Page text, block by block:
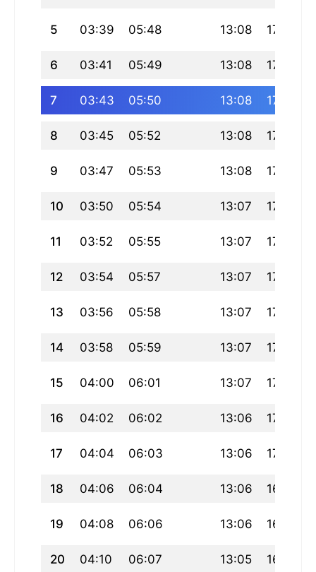
5 03:39 05:48 13:08 17:09
6 03:41 05:49 13:08 17:09
7 03:43 05:50 13:08 17:08
8 03:45 05:52 13:08 17:07
9 03:47 05:53 13:08 17:06
10 03:50 05:54 13:07 17:06
11 03:52 05:55 13:07 17:05
12 03:54 05:57 13:07 17:04
13 03:56 05:58 13:07 17:03
14 03:58 05:59 13:07 17:03
15 04:00 06:01 13:07 17:02
16 04:02 06:02 13:06 17:01
17 04:04 06:03 13:06 17:00
18 04:06 06:04 13:06 16:59
19 04:08 06:06 13:06 16:58
20 04:10 06:07 13:05 16:57